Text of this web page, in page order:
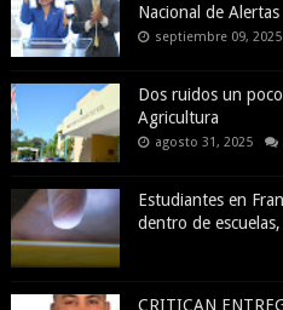
Nacional de Alertas
septiembre 09, 2025
Dos ruidos un
Agricultura
agosto 31, 2025
Estudiantes en
dentro de
CRITICAN